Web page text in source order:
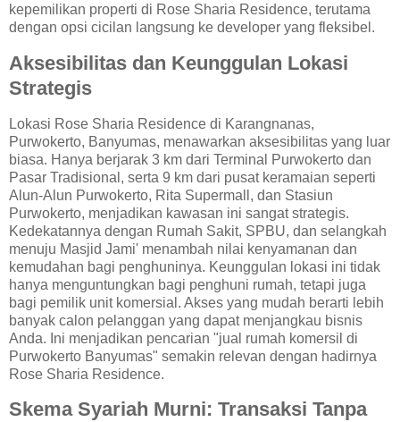
kepemilikan properti di Rose Sharia Residence, terutama
dengan opsi cicilan langsung ke developer yang fleksibel.
Aksesibilitas dan Keunggulan Lokasi
Strategis
Lokasi Rose Sharia Residence di Karangnanas,
Purwokerto, Banyumas, menawarkan aksesibilitas yang luar
biasa. Hanya berjarak 3 km dari Terminal Purwokerto dan
Pasar Tradisional, serta 9 km dari pusat keramaian seperti
Alun-Alun Purwokerto, Rita Supermall, dan Stasiun
Purwokerto, menjadikan kawasan ini sangat strategis.
Kedekatannya dengan Rumah Sakit, SPBU, dan selangkah
menuju Masjid Jami' menambah nilai kenyamanan dan
kemudahan bagi penghuninya. Keunggulan lokasi ini tidak
hanya menguntungkan bagi penghuni rumah, tetapi juga
bagi pemilik unit komersial. Akses yang mudah berarti lebih
banyak calon pelanggan yang dapat menjangkau bisnis
Anda. Ini menjadikan pencarian "jual rumah komersil di
Purwokerto Banyumas" semakin relevan dengan hadirnya
Rose Sharia Residence.
Skema Syariah Murni: Transaksi Tanpa